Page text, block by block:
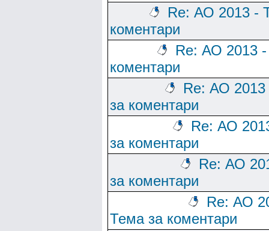
Re: АО 2013 -
коментари
Re: АО 2013
коментари
Re: АО
за коментари
Re: АО
за коментари
Re: АО
за коментари
Re: АО
Тема за коментари